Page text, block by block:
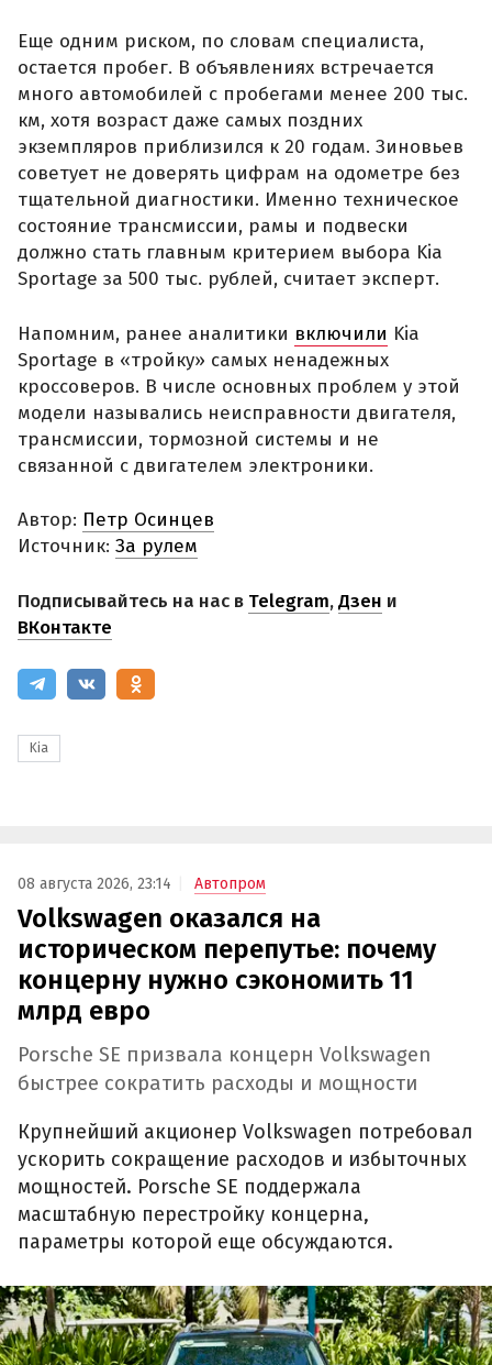
Еще одним риском, по словам специалиста,
остается пробег. В объявлениях встречается
много автомобилей с пробегами менее 200 тыс.
км, хотя возраст даже самых поздних
экземпляров приблизился к 20 годам. Зиновьев
советует не доверять цифрам на одометре без
тщательной диагностики. Именно техническое
состояние трансмиссии, рамы и подвески
должно стать главным критерием выбора Kia
Sportage за 500 тыс. рублей, считает эксперт.
Напомним, ранее аналитики включили Kia
Sportage в «тройку» самых ненадежных
кроссоверов. В числе основных проблем у этой
модели назывались неисправности двигателя,
трансмиссии, тормозной системы и не
связанной с двигателем электроники.
Автор: Петр Осинцев
Источник: За рулем
Подписывайтесь на нас в Telegram,Дзен и
ВКонтакте
Kia
08 августа 2026, 23:14 Автопром
Volkswagen оказался на
историческом перепутье: почему
концерну нужно сэкономить 11
млрд евро
Porsche SE призвала концерн Volkswagen
быстрее сократить расходы и мощности
Крупнейший акционер Volkswagen потребовал
ускорить сокращение расходов и избыточных
мощностей. Porsche SE поддержала
масштабную перестройку концерна,
параметры которой еще обсуждаются.